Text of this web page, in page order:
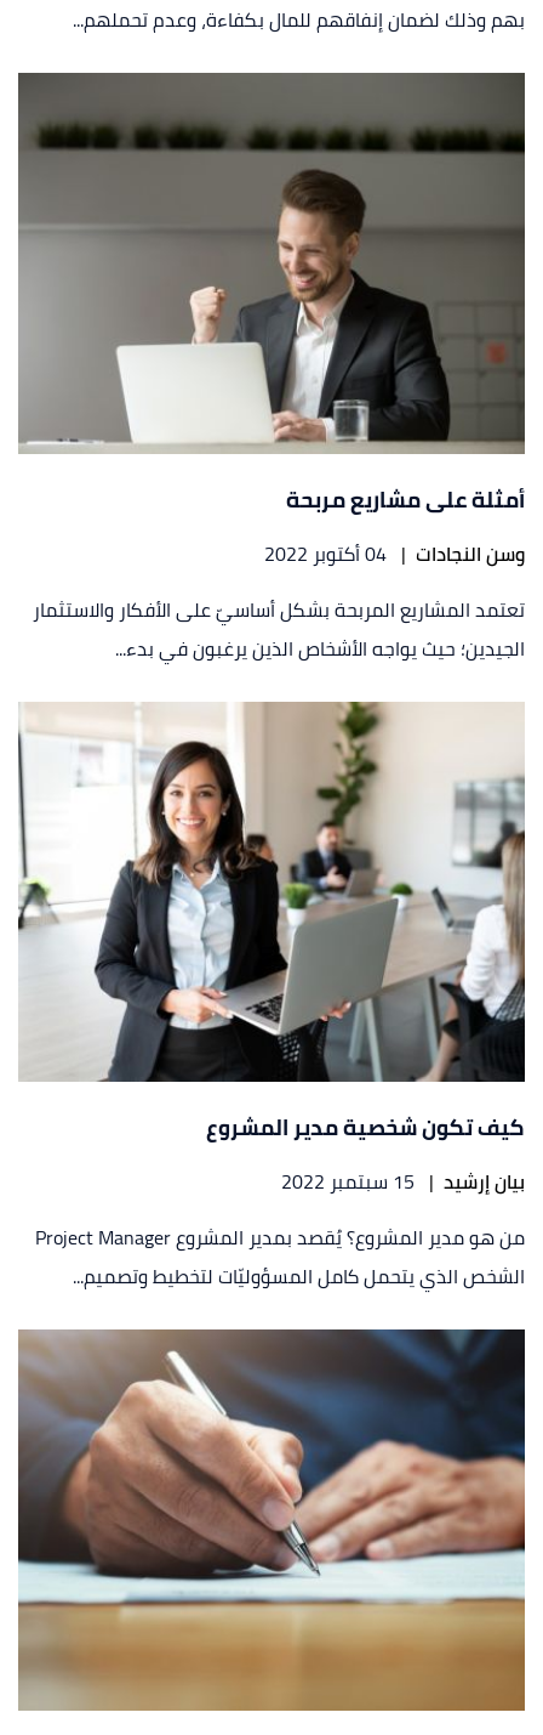
بهم وذلك لضمان إنفاقهم للمال بكفاءة، وعدم تحملهم...
أمثلة على مشاريع مربحة
وسن النجادات | 04 أكتوبر 2022
تعتمد المشاريع المربحة بشكل أساسيّ على الأفكار والاستثمار
الجيدين؛ حيث يواجه الأشخاص الذين يرغبون في بدء...
كيف تكون شخصية مدير المشروع
بيان إرشيد | 15 سبتمبر 2022
من هو مدير المشروع؟ يُقصد بمدير المشروع Project Manager
الشخص الذي يتحمل كامل المسؤوليّات لتخطيط وتصميم...